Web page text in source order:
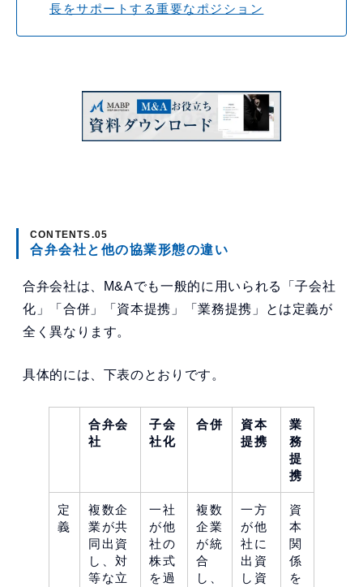
長をサポートする重要なポジション
合弁会社と他の協業形態の違い
合弁会社は、M&Aでも一般的に用いられる「子会社
化」「合併」「資本提携」「業務提携」とは定義が
全く異なります。
具体的には、下表のとおりです。
合弁会
社
子会
社化
合併
資本
提携
業
務
提
携
定
義
複数企
業が共
同出資
し、対
等な立
一社
が他
社の
株式
を過
複数
企業
が統
合
し、
一方
が他
社に
出資
し資
資
本
関
係
を